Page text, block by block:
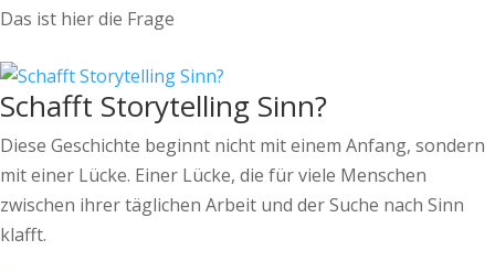
Das ist hier die Frage
Schafft Storytelling Sinn?
Diese Geschichte beginnt nicht mit einem Anfang, sondern
mit einer Lücke. Einer Lücke, die für viele Menschen
zwischen ihrer täglichen Arbeit und der Suche nach Sinn
klafft.